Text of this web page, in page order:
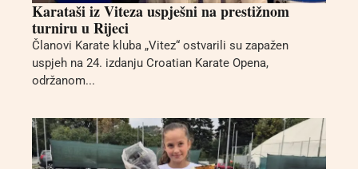
Karataši iz Viteza uspješni na prestižnom
turniru u Rijeci
Članovi Karate kluba „Vitez“ ostvarili su zapažen
uspjeh na 24. izdanju Croatian Karate Opena,
održanom...